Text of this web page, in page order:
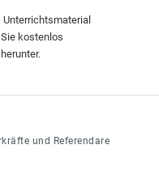
kostenlos
und Referendare